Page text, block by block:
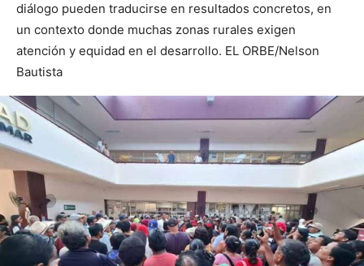
diálogo pueden traducirse en resultados concretos, en
un contexto donde muchas zonas rurales exigen
atención y equidad en el desarrollo. EL ORBE/Nelson
Bautista